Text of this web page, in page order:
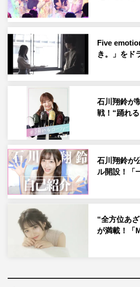
しっかり皆さんにお伝えできるよう
す！」とメッセージを寄せた。
向葵まるは「“Wing Teen宣伝部”の
くいこみにくい“non!PK”の魅力を
す！」と意気込みを語っている。
動をするかは、「Wing Teen」公式
る予定だ。2人からのコメント全文
石川翔鈴 コメント
Five
き。」をド
石川翔鈴が
戦！“踊れ
石川翔鈴が
ル開設！「
“全方位あ
が満載！「